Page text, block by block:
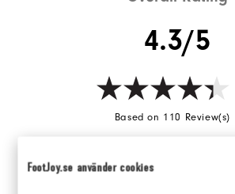
FootJoy.se använder cookies
4.3/5
Based on 110 Review(s)
SKRIV EN RECENSION